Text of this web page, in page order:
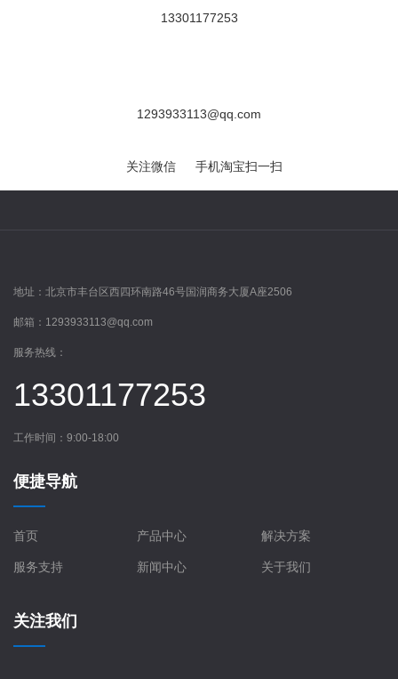
13301177253
1293933113@qq.com
关注微信 手机淘宝扫一扫
地址： 北京市丰台区西四环南路46号国润商务大厦A座2506
邮箱： 1293933113@qq.com
服务热线：
13301177253
工作时间：9:00-18:00
便捷导航
首页 产品中心 解决方案
服务支持 新闻中心 关于我们
关注我们